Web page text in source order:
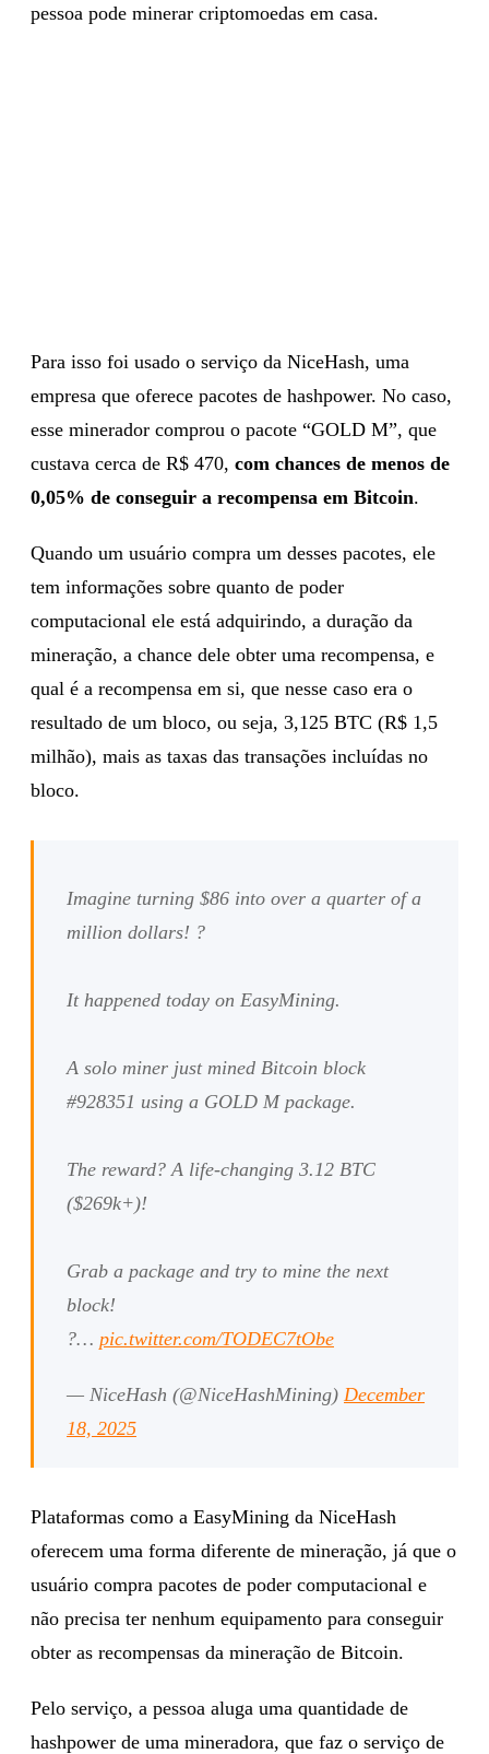
pessoa pode minerar criptomoedas em casa.
Para isso foi usado o serviço da NiceHash, uma
empresa que oferece pacotes de hashpower. No caso,
esse minerador comprou o pacote “GOLD M”, que
custava cerca de R$ 470, com chances de menos de
0,05% de conseguir a recompensa em Bitcoin.
Quando um usuário compra um desses pacotes, ele
tem informações sobre quanto de poder
computacional ele está adquirindo, a duração da
mineração, a chance dele obter uma recompensa, e
qual é a recompensa em si, que nesse caso era o
resultado de um bloco, ou seja, 3,125 BTC (R$ 1,5
milhão), mais as taxas das transações incluídas no
bloco.
Imagine turning $86 into over a quarter of a
million dollars! ?
It happened today on EasyMining.
A solo miner just mined Bitcoin block
#928351 using a GOLD M package.
The reward? A life-changing 3.12 BTC
($269k+)!
Grab a package and try to mine the next
block!
?… pic.twitter.com/TODEC7tObe
— NiceHash (@NiceHashMining) December
18, 2025
Plataformas como a EasyMining da NiceHash
oferecem uma forma diferente de mineração, já que o
usuário compra pacotes de poder computacional e
não precisa ter nenhum equipamento para conseguir
obter as recompensas da mineração de Bitcoin.
Pelo serviço, a pessoa aluga uma quantidade de
hashpower de uma mineradora, que faz o serviço de